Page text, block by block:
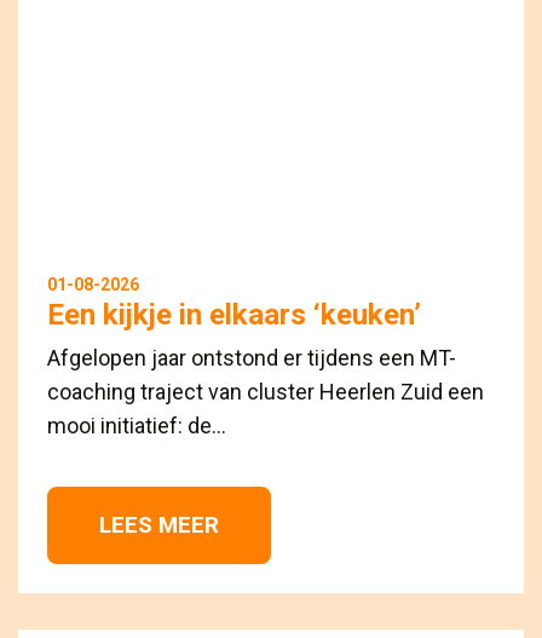
01-08-2026
Een kijkje in elkaars ‘keuken’
Afgelopen jaar ontstond er tijdens een MT-
coaching traject van cluster Heerlen Zuid een
mooi initiatief: de...
LEES MEER